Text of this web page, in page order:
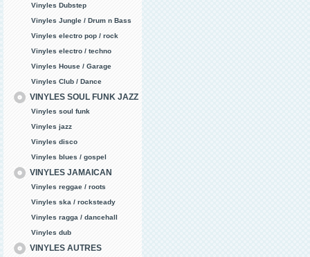
Vinyles Dubstep
Vinyles Jungle / Drum n Bass
Vinyles electro pop / rock
Vinyles electro / techno
Vinyles House / Garage
Vinyles Club / Dance
VINYLES SOUL FUNK JAZZ
Vinyles soul funk
Vinyles jazz
Vinyles disco
Vinyles blues / gospel
VINYLES JAMAICAN
Vinyles reggae / roots
Vinyles ska / rocksteady
Vinyles ragga / dancehall
Vinyles dub
VINYLES AUTRES